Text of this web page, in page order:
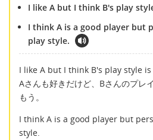
I like A but I think B's play
I think A is a good player but
play style.
I like A but I think B's play style is
Aさんも好きだけど、Bさんのプレ
もう。
I think A is a good player but
style.